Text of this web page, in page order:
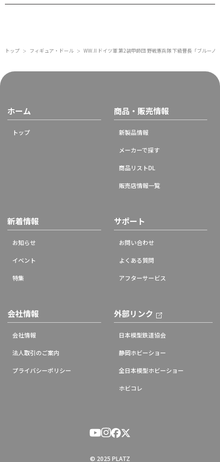
トップ ＞ フィギュア・ドール ＞ WW.II ドイツ軍 第2装甲師団 野戦憲兵隊 下級曹長「ブルーノ
ホーム
トップ
商品・販売情報
新製品情報
メーカーで探す
商品リストDL
販売店情報一覧
新着情報
お知らせ
イベント
特集
サポート
お問い合わせ
よくある質問
アフターサービス
会社情報
会社情報
法人取引のご案内
プライバシーポリシー
外部リンク
日本模型鉄道協会
静岡ホビーショー
全日本模型ホビーショー
ホビコレ
© 2025 PLATZ